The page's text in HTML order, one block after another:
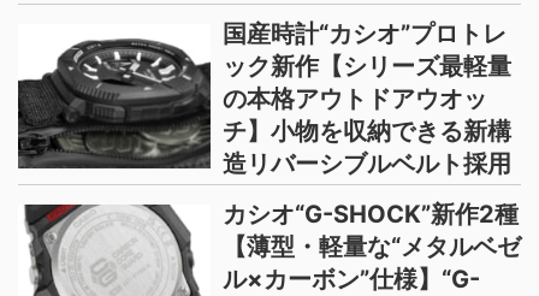
国産時計“カシオ”プロトレ
ック新作【シリーズ最軽量
の本格アウトドアウオッ
チ】小物を収納できる新構
造リバーシブルベルト採用
カシオ“G-SHOCK”新作2種
【薄型・軽量な“メタルベゼ
ル×カーボン”仕様】“G-